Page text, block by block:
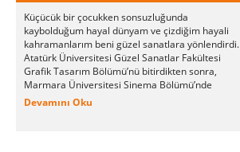
Küçücük bir çocukken sonsuzluğunda
kaybolduğum hayal dünyam ve çizdiğim hayali
kahramanlarım beni güzel sanatlara yönlendirdi.
Atatürk Üniversitesi Güzel Sanatlar Fakültesi
Grafik Tasarım Bölümü’nü bitirdikten sonra,
Marmara Üniversitesi Sinema Bölümü’nde
yüksek lisans yaparken buldum kendimi.
Devamını Oku